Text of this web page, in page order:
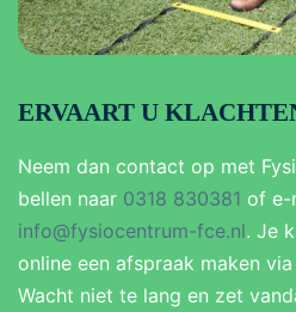
ERVAART U
Neem dan contact op met
bellen naar 0318 830381 of e-
info@fysiocentrum-fce.nl. Je
online een afspraak maken
Wacht niet te lang en zet